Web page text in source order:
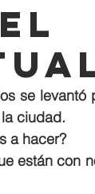
se levantó
ciudad.
a hacer?
están con